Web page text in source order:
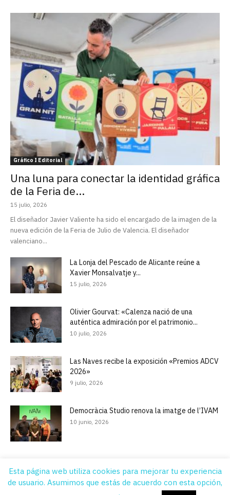
Gráfico I Editorial
Una luna para conectar la identidad gráfica
de la Feria de...
15 julio, 2026
El diseñador Javier Valiente ha sido el encargado de la imagen de la
nueva edición de la Feria de Julio de Valencia. El diseñador
valenciano...
La Lonja del Pescado de Alicante reúne a
Xavier Monsalvatje y...
15 julio, 2026
Olivier Gourvat: «Calenza nació de una
auténtica admiración por el patrimonio...
10 julio, 2026
Las Naves recibe la exposición «Premios ADCV
2026»
9 julio, 2026
Democràcia Studio renova la imatge de l’IVAM
10 junio, 2026
Quiénes Somos Contacto Suscripción Aviso legal Publicidad
Esta página web utiliza cookies para mejorar tu experiencia
de usuario. Asumimos que estás de acuerdo con esta opción,